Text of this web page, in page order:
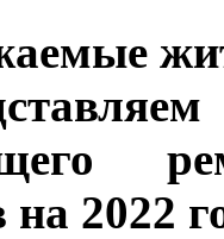
на 2022